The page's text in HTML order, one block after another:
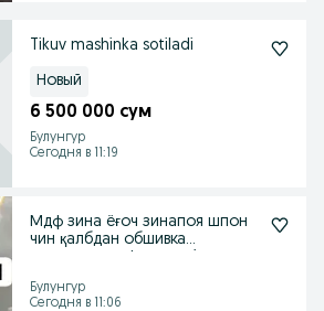
Tikuv mashinka sotiladi
Новый
6 500 000 сум
Булунгур
Сегодня в 11:19
Мдф зина ёғоч зинапоя шпон
чин қалбдан обшивка
Булунгур
Сегодня в 11:06